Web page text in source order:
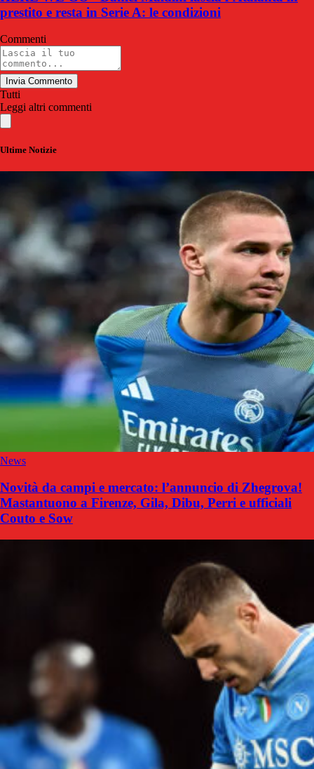
prestito e resta in Serie A: le condizioni
Commenti
Invia Commento
Tutti
Leggi altri commenti
Ultime Notizie
News
Novità da campi e mercato: l’annuncio di Zhegrova!
Mastantuono a Firenze, Gila, Dibu, Perri e ufficiali
Couto e Sow